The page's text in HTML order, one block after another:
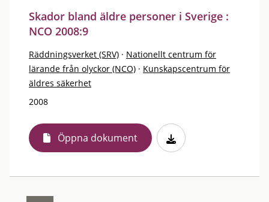
Skador bland äldre personer i Sverige :
NCO 2008:9
Räddningsverket (SRV) · Nationellt centrum för
lärande från olyckor (NCO) · Kunskapscentrum för
äldres säkerhet
2008
Öppna dokument